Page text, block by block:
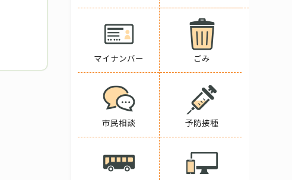
マイナンバー ごみ
市民相談 予防接種